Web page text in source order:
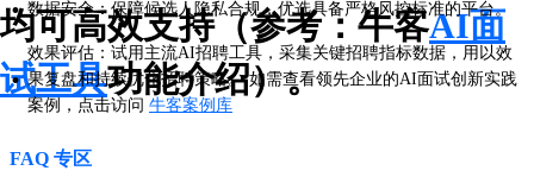
均可高效支持（参考：牛客AI面
试工具功能介绍）。
· 数据安全：保障候选人隐私合规，优选具备严格风控标准的平台。
·
效果评估：试用主流AI招聘工具，采集关键招聘指标数据，用以效
果复盘和持续优化招聘策略。 如需查看领先企业的AI面试创新实践
案例，点击访问 牛客案例库
FAQ 专区